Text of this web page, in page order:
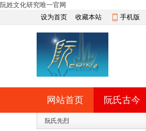
阮姓文化研究唯一官网
设为首页
收藏本站 手机版
快捷导航
网站首页 阮氏古今
帮助
阮氏先烈